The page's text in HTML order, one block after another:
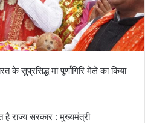
के सुप्रसिद्ध मां पूर्णागिरि मेले का किया
राज्य सरकार : मुख्यमंत्री